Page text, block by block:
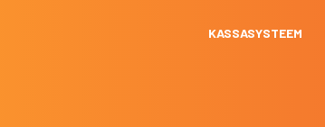
KASSASYSTEEM